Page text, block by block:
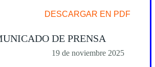
DESCARGAR EN PDF
DE PRENSA
19 de noviembre 2025